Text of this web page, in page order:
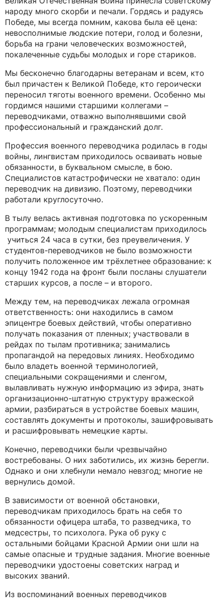
народу много скорби и печали. Гордясь и радуясь
Победе, мы всегда помним, какова была её цена:
невосполнимые людские потери, голод и болезни,
борьба на грани человеческих возможностей,
покалеченные судьбы молодых и горе стариков.
Мы бесконечно благодарны ветеранам и всем, кто
был причастен к Великой Победе, кто героически
переносил тяготы военного времени. Особенно мы
гордимся нашими старшими коллегами –
переводчиками, отважно выполнявшими свой
профессиональный и гражданский долг.
Профессия военного переводчика родилась в годы
войны, лингвистам приходилось осваивать новые
обязанности, в буквальном смысле, в бою.
Специалистов катастрофически не хватало: один
переводчик на дивизию. Поэтому, переводчики
работали круглосуточно.
В тылу велась активная подготовка по ускоренным
программам; молодым специалистам приходилось
учиться 24 часа в сутки, без преувеличения. У
студентов-переводчиков не было возможности
получить положенное им трёхлетнее образование: к
концу 1942 года на фронт были посланы слушатели
старших курсов, а после – и второго.
Между тем, на переводчиках лежала огромная
ответственность: они находились в самом
эпицентре боевых действий, чтобы оперативно
получать показания от пленных; участвовали в
рейдах по тылам противника; занимались
пропагандой на передовых линиях. Необходимо
было владеть военной терминологией,
специальными сокращениями и сленгом,
вылавливать нужную информацию из эфира, знать
организационно-штатную структуру вражеской
армии, разбираться в устройстве боевых машин,
составлять документы и протоколы, зашифровывать
и расшифровывать немецкие карты.
Конечно, переводчики были чрезвычайно
востребованы. О них заботились, их жизнь берегли.
Однако и они хлебнули немало невзгод; многие не
вернулись домой.
В зависимости от военной обстановки,
переводчикам приходилось брать на себя то
обязанности офицера штаба, то разведчика, то
медсестры, то психолога. Рука об руку с
остальными бойцами Красной Армии они шли на
самые опасные и трудные задания. Многие военные
переводчики удостоены советских наград и
высоких званий.
Из воспоминаний военных переводчиков